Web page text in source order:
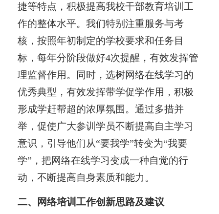
捷等特点，积极提高我校干部教育培训工
作的整体水平。我们特别注重服务与考
核，按照年初制定的学校要求和任务目
标，每年分阶段做好4次提醒，有效发挥管
理监督作用。同时，选树网络在线学习的
优秀典型，有效发挥带学促学作用，积极
形成学赶帮超的浓厚氛围。通过多措并
举，促使广大参训学员不断提高自主学习
意识，引导他们从“要我学”转变为“我要
学”，把网络在线学习变成一种自觉的行
动，不断提高自身素质和能力。
二、网络培训工作创新思路及建议